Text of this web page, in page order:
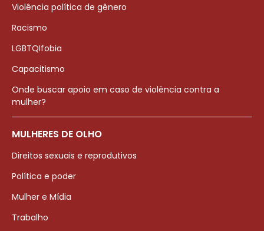
Violência política de gênero
Racismo
LGBTQIfobia
Capacitismo
Onde buscar apoio em caso de violência contra a
mulher?
MULHERES DE OLHO
Direitos sexuais e reprodutivos
Política e poder
Mulher e Mídia
Trabalho